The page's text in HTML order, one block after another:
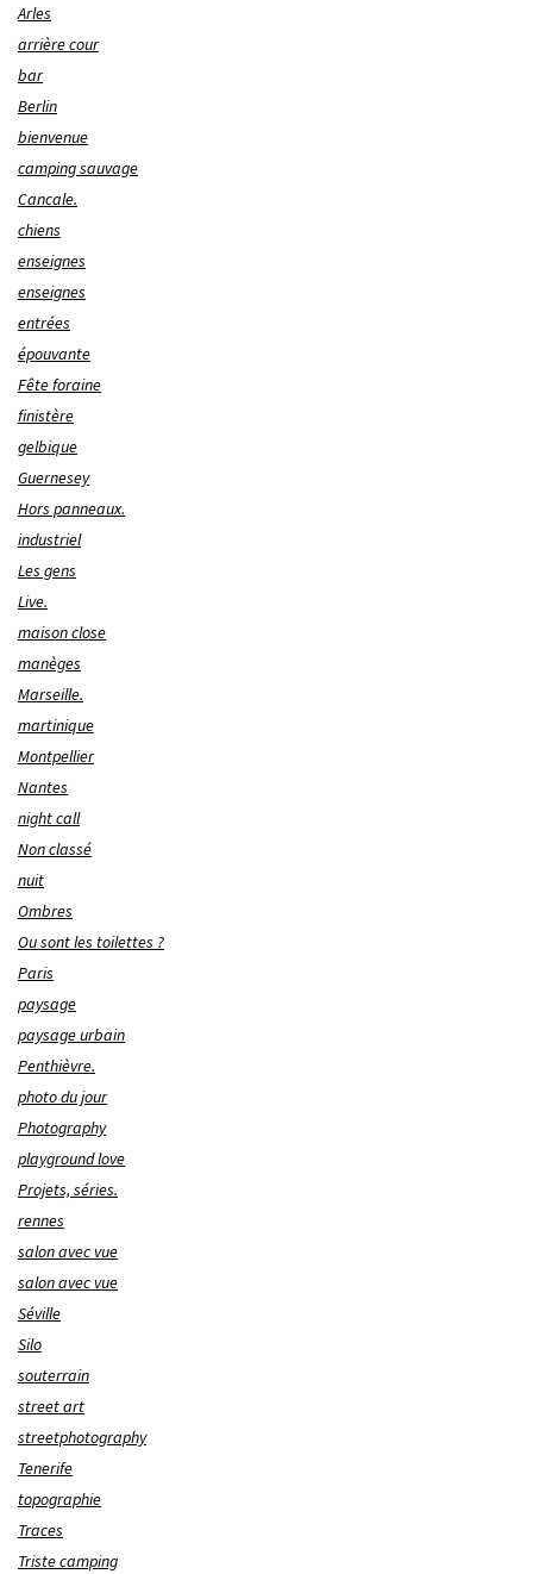
Arles
arrière cour
bar
Berlin
bienvenue
camping sauvage
Cancale.
chiens
enseignes
enseignes
entrées
épouvante
Fête foraine
finistère
gelbique
Guernesey
Hors panneaux.
industriel
Les gens
Live.
maison close
manèges
Marseille.
martinique
Montpellier
Nantes
night call
Non classé
nuit
Ombres
Ou sont les toilettes ?
Paris
paysage
paysage urbain
Penthièvre.
photo du jour
Photography
playground love
Projets, séries.
rennes
salon avec vue
salon avec vue
Séville
Silo
souterrain
street art
streetphotography
Tenerife
topographie
Traces
Triste camping